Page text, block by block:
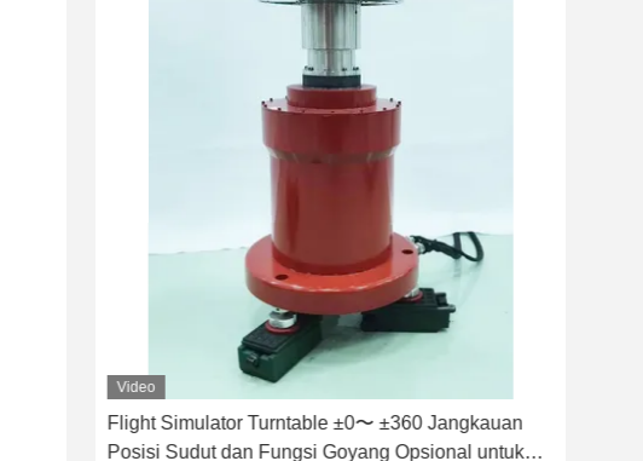
Video
Flight Simulator Turntable ±0〜 ±360 Jangkauan
Posisi Sudut dan Fungsi Goyang Opsional untuk